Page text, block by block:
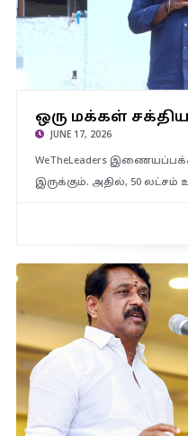
எண்ணிக்கை 50 லட்சத்தை
ஒரு மக்கள்
JUNE 17, 2026
WeTheLeaders
இருக்கும். அதில், 50 லட்சம்